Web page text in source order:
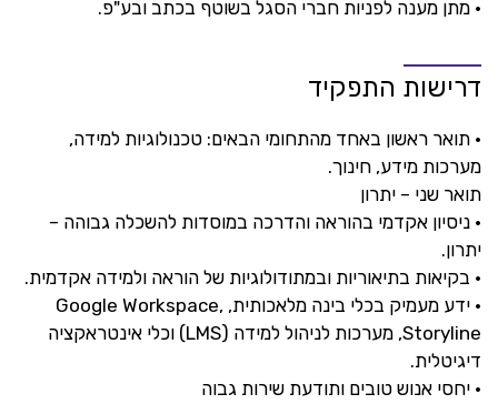
• מתן מענה לפניות חברי הסגל בשוטף בכתב ובע"פ.
דרישות התפקיד
• תואר ראשון באחד מהתחומי הבאים: טכנולוגיות למידה,
מערכות מידע, חינוך.
תואר שני – יתרון
• ניסיון אקדמי בהוראה והדרכה במוסדות להשכלה גבוהה –
יתרון.
• בקיאות בתיאוריות ובמתודולוגיות של הוראה ולמידה אקדמית.
• ידע מעמיק בכלי בינה מלאכותית, Google Workspace,
Storyline, מערכות לניהול למידה (LMS) וכלי אינטראקציה
דיגיטלית.
• יחסי אנוש טובים ותודעת שירות גבוה